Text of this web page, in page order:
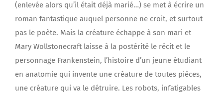
(enlevée alors qu’il était déjà marié…) se met à écrire un
roman fantastique auquel personne ne croit, et surtout
pas le poète. Mais la créature échappe à son mari et
Mary Wollstonecraft laisse à la postérité le récit et le
personnage Frankenstein, l’histoire d’un jeune étudiant
en anatomie qui invente une créature de toutes pièces,
une créature qui va le détruire. Les robots, infatigables